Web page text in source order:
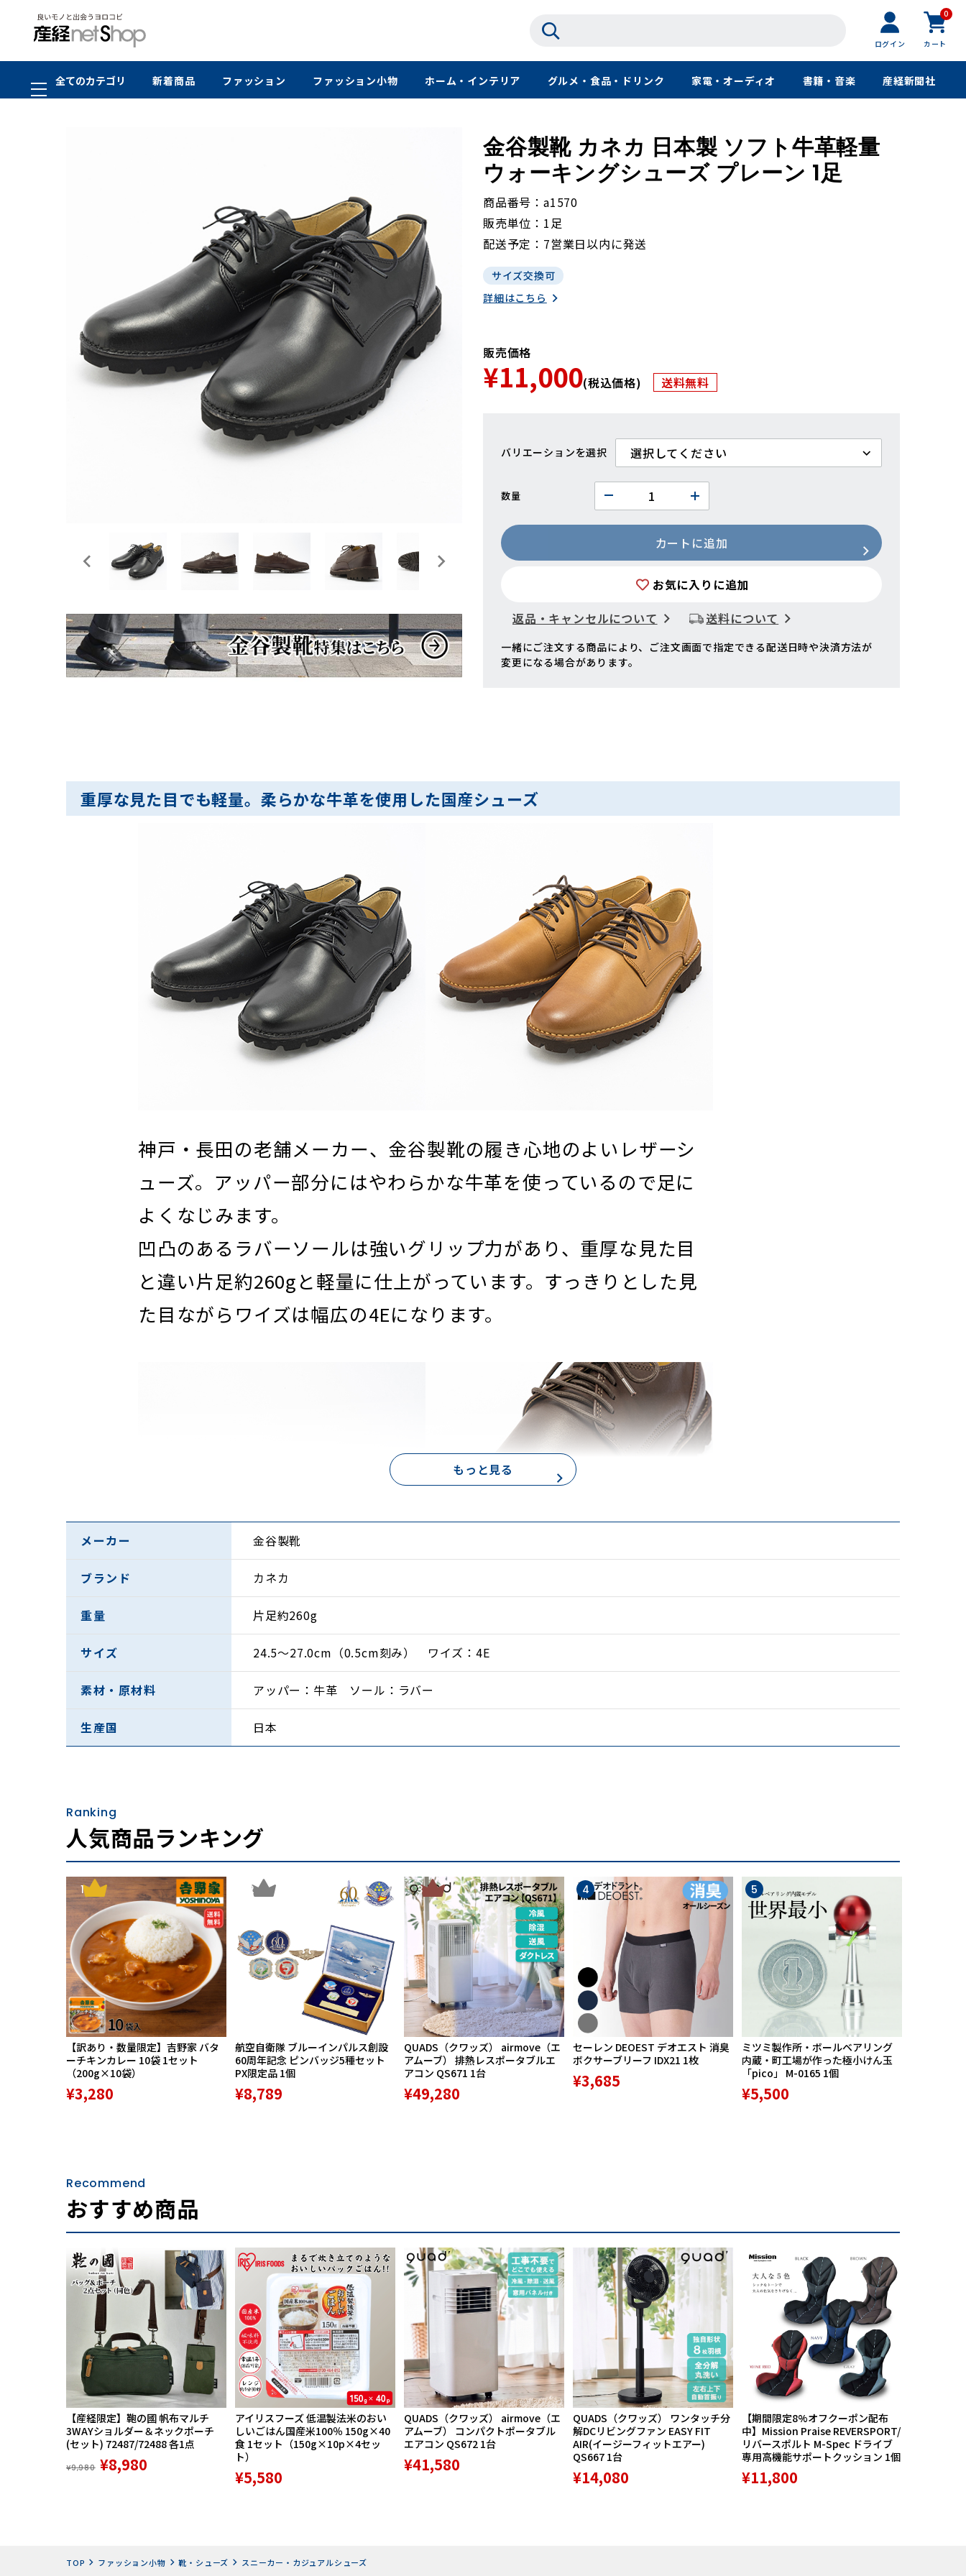
ログイン
0
カート
全てのカテゴリ 新着商品 ファッション ファッション小物 ホーム・インテリア グルメ・食品・ドリンク 家電・オーディオ 書籍・音楽 産経新聞社
金谷製靴 カネカ 日本製 ソフト牛革軽量
ウォーキングシューズ プレーン 1足
商品番号
a1570
販売単位
1足
配送予定
7営業日以内に発送
サイズ交換可
詳細はこちら
販売価格
¥11,000(税込価格) 送料無料
バリエーション
数量
カートに追加
お気に入りに追加
返品・キャンセルについて
送料について
一緒にご注文する商品により、ご注文画面で指定できる配送日時や決済方法が
変更になる場合があります。
重厚な見た目でも軽量。柔らかな牛革を使用した国産シューズ
神戸・長田の老舗メーカー、金谷製靴の履き心地のよいレザーシ
ューズ。アッパー部分にはやわらかな牛革を使っているので足に
よくなじみます。
凹凸のあるラバーソールは強いグリップ力があり、重厚な見た目
と違い片足約260gと軽量に仕上がっています。すっきりとした見
た目ながらワイズは幅広の4Eになります。
商品詳細
・柔らかく高級感のある牛革を使用
・シンプルで合わせやすいデザイン
神戸の靴職人が作る金谷製靴
毎日履く靴は、歩きやすさが第一です。金谷製靴の靴は、まる
でスニーカーのような履き心地が特長。「一度はくと他の靴が履
けなくなる」とリピーター続出の知る人ぞ知る人気商品です。日
本人の足型に合わせて開発された日本製の靴。国産靴の職人が集
まる神戸・長田の靴職人が一足一足ていねいに作り上げていま
もっと見る
メーカー 金谷製靴
ブランド カネカ
重量 片足約260g
サイズ 24.5〜27.0cm（0.5cm刻み） ワイズ：4E
素材・原材料 アッパー：牛革 ソール：ラバー
生産国 日本
Ranking
人気商品ランキング
1
【訳あり・数量限定】吉野家 バタ
ーチキンカレー 10袋 1セット
（200g×10袋）
¥3,280
2
航空自衛隊 ブルーインパルス創設
60周年記念 ピンバッジ5種セット
PX限定品 1個
¥8,789
3
QUADS（クワッズ） airmove（エ
アムーブ） 排熱レスポータブルエ
アコン QS671 1台
¥49,280
4
セーレン DEOEST デオエスト 消臭
ボクサーブリーフ IDX21 1枚
¥3,685
5
ミツミ製作所・ボールベアリング
内蔵・町工場が作った極小けん玉
「pico」 M-0165 1個
¥5,500
Recommend
おすすめ商品
【産経限定】鞄の國 帆布マルチ
3WAYショルダー＆ネックポーチ
(セット) 72487/72488 各1点
¥9,980 ¥8,980
アイリスフーズ 低温製法米のおい
しいごはん国産米100％ 150g×40
食 1セット（150g×10p×4セッ
ト）
¥5,580
QUADS（クワッズ） airmove（エ
アムーブ） コンパクトポータブル
エアコン QS672 1台
¥41,580
QUADS（クワッズ） ワンタッチ分
解DCリビングファン EASY FIT
AIR(イージーフィットエアー)
QS667 1台
¥14,080
【期間限定8%オフクーポン配布
中】Mission Praise REVERSPORT/
リバースポルト M-Spec ドライブ
専用高機能サポートクッション 1個
¥11,800
TOP ファッション小物 靴・シューズ
スニーカー・カジュアルシューズ